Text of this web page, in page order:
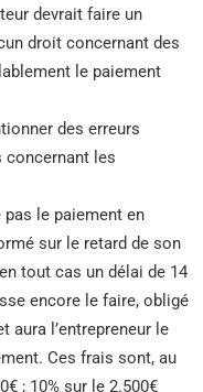
devrait faire un
droit concernant des
le paiement
des erreurs
concernant les
pas le paiement en
sur le retard de son
tout cas un délai de 14
encore le faire, obligé
aura l’entrepreneur le
Ces frais sont, au
; 10% sur le 2.500€